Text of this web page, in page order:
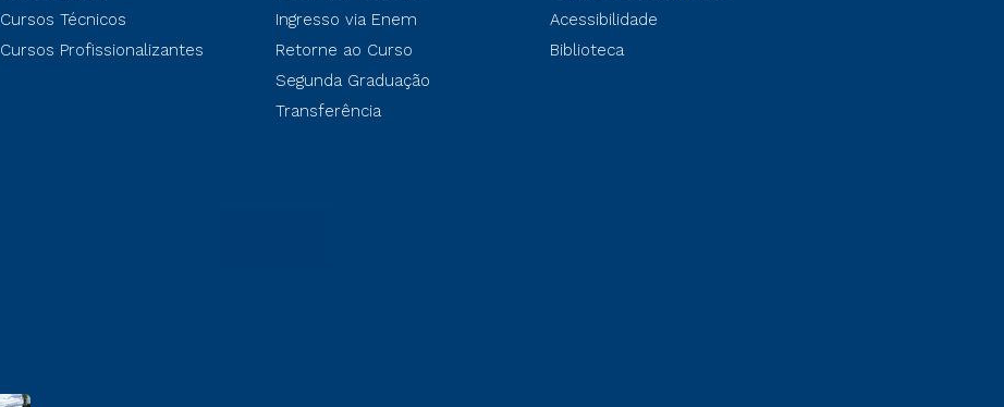
Cursos Técnicos
Cursos Profissionalizantes
Ingresso via Enem
Retorne ao Curso
Segunda Graduação
Transferência
Acessibilidade
Biblioteca